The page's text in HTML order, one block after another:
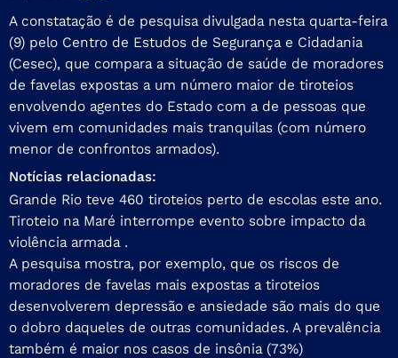
A constatação é de pesquisa divulgada nesta quarta-feira
(9) pelo Centro de Estudos de Segurança e Cidadania
(Cesec), que compara a situação de saúde de moradores
de favelas expostas a um número maior de tiroteios
envolvendo agentes do Estado com a de pessoas que
vivem em comunidades mais tranquilas (com número
menor de confrontos armados).
Notícias relacionadas:
Grande Rio teve 460 tiroteios perto de escolas este ano.
Tiroteio na Maré interrompe evento sobre impacto da
violência armada .
A pesquisa mostra, por exemplo, que os riscos de
moradores de favelas mais expostas a tiroteios
desenvolverem depressão e ansiedade são mais do que
o dobro daqueles de outras comunidades. A prevalência
também é maior nos casos de insônia (73%)